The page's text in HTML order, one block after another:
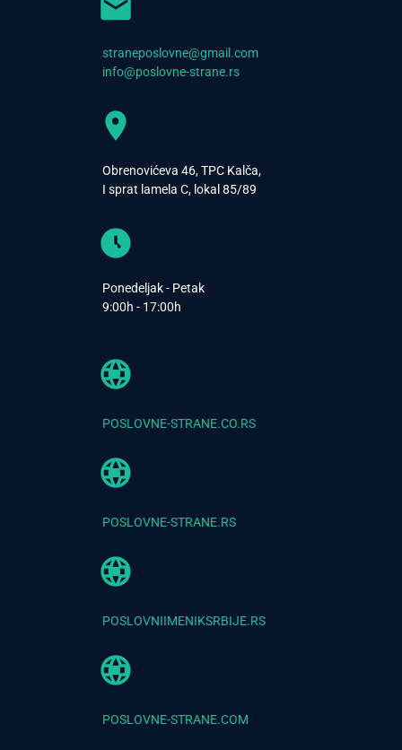
straneposlovne@gmail.com
info@poslovne-strane.rs
Obrenovićeva 46, TPC Kalča,
I sprat lamela C, lokal 85/89
Ponedeljak - Petak
9:00h - 17:00h
POSLOVNE-STRANE.CO.RS
POSLOVNE-STRANE.RS
POSLOVNIIMENIKSRBIJE.RS
POSLOVNE-STRANE.COM